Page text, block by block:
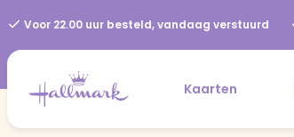
Voor 22.00 uur besteld, vandaag verstuurd
Kaarten